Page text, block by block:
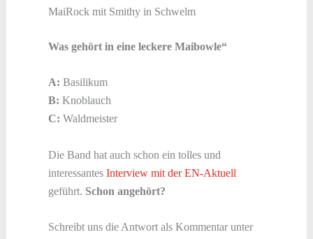
MaiRock mit Smithy in Schwelm
Was gehört in eine leckere Maibowle“
A: Basilikum
B: Knoblauch
C: Waldmeister
Die Band hat auch schon ein tolles und
interessantes Interview mit der EN-Aktuell
geführt. Schon angehört?
Schreibt uns die Antwort als Kommentar unter